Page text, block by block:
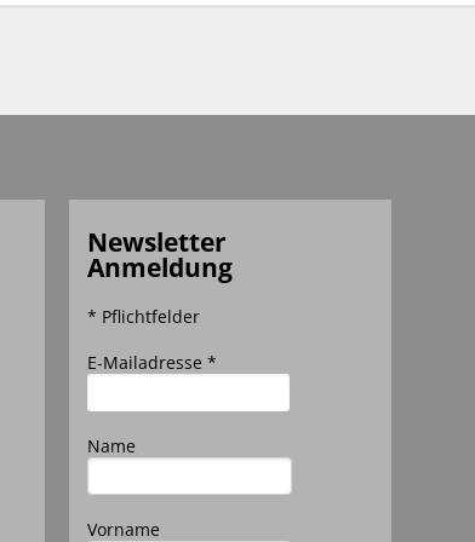
Newsletter
Anmeldung
* Pflichtfelder
E-Mailadresse *
Name
Vorname